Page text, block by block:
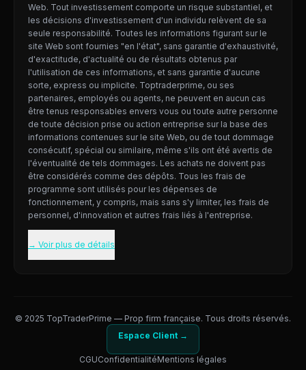
Web. Tout investissement comporte un risque substantiel, et
les décisions d'investissement d'un individu relèvent de sa
seule responsabilité. Toutes les informations figurant sur le
site Web sont fournies "en l'état", sans garantie d'exhaustivité,
d'exactitude, d'actualité ou de résultats obtenus par
l'utilisation de ces informations, et sans garantie d'aucune
sorte, express ou implicite. Toptraderprime, ou ses
partenaires, employés ou agents, ne peuvent en aucun cas
être tenus responsables envers vous ou toute autre personne
de toute décision prise ou action entreprise sur la base des
informations contenues sur le site Web, ou de tout dommage
consécutif, spécial ou similaire, même s'ils ont été avertis de
l'éventualité de tels dommages. Les achats ne doivent pas
être considérés comme des dépôts. Tous les frais de
programme sont utilisés pour les dépenses de
fonctionnement, y compris, mais sans s'y limiter, les frais de
personnel, d'innovation et autres frais liés à l'entreprise.
→ Voir plus de détails
© 2025 TopTraderPrime — Prop firm française. Tous droits réservés.
Espace Client →
CGUConfidentialitéMentions légales